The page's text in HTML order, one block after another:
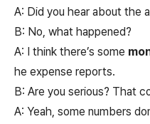
A: Did you hear about the
B: No, what happened?
A: I think there’s some
he expense reports.
B: Are you serious? That
A: Yeah, some numbers